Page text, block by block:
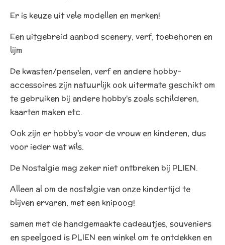
Er is keuze uit vele modellen en merken!
Een uitgebreid aanbod scenery, verf, toebehoren en
lijm
De kwasten/penselen, verf en andere hobby-
accessoires zijn natuurlijk ook uitermate geschikt om
te gebruiken bij andere hobby's zoals schilderen,
kaarten maken etc.
Ook zijn er hobby's voor de vrouw en kinderen, dus
voor ieder wat wils.
De Nostalgie mag zeker niet ontbreken bij PLIEN.
Alleen al om de nostalgie van onze kindertijd te
blijven ervaren, met een knipoog!
samen met de handgemaakte cadeautjes, souveniers
en speelgoed is PLIEN een winkel om te ontdekken en